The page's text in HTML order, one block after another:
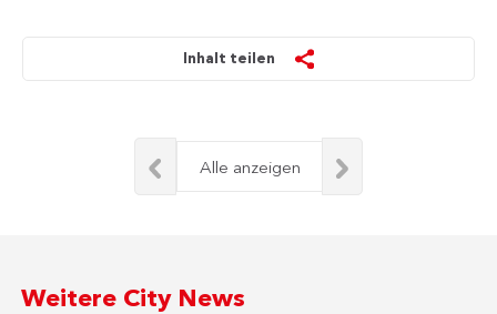
Inhalt teilen
Alle anzeigen
Weitere City News